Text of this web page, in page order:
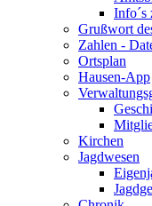
Info´s
Grußwort
Zahlen -
Ortsplan
Hausen-App
Kirchen
Jagdwesen